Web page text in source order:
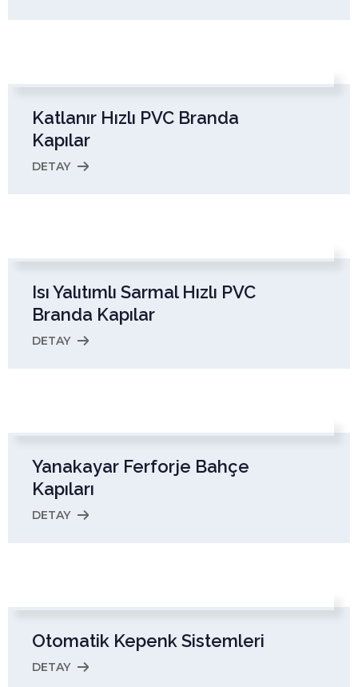
Katlanır Hızlı PVC Branda
Kapılar
DETAY
Isı Yalıtımlı Sarmal Hızlı PVC
Branda Kapılar
DETAY
Yanakayar Ferforje Bahçe
Kapıları
DETAY
Otomatik Kepenk Sistemleri
DETAY